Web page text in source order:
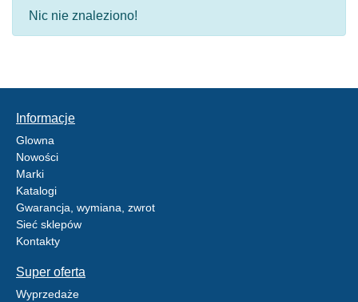
Nic nie znaleziono!
Informacje
Glowna
Nowości
Marki
Katalogi
Gwarancja, wymiana, zwrot
Sieć sklepów
Kontakty
Super oferta
Wyprzedaże